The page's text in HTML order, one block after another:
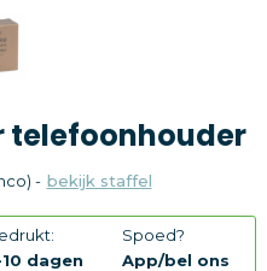
telefoonhouder
- bekijk staffel
dagen
Spoed?
App/bel ons